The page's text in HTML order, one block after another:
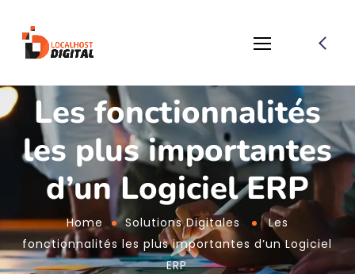
Les fonctionnalités
les plus importantes
d’un Logiciel ERP
Home Solutions Digitales
Les
fonctionnalités les plus importantes d’un Logiciel
ERP